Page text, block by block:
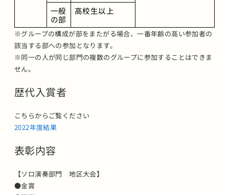
一般
の部
高校生以上
※グループの構成が部をまたがる場合、一番年齢の高い参加者の
該当する部への参加となります。
※同一の人が同じ部門の複数のグループに参加することはできま
せん。
歴代入賞者
こちらからご覧ください
2022年度結果
表彰内容
【ソロ演奏部門 地区大会】
●金賞